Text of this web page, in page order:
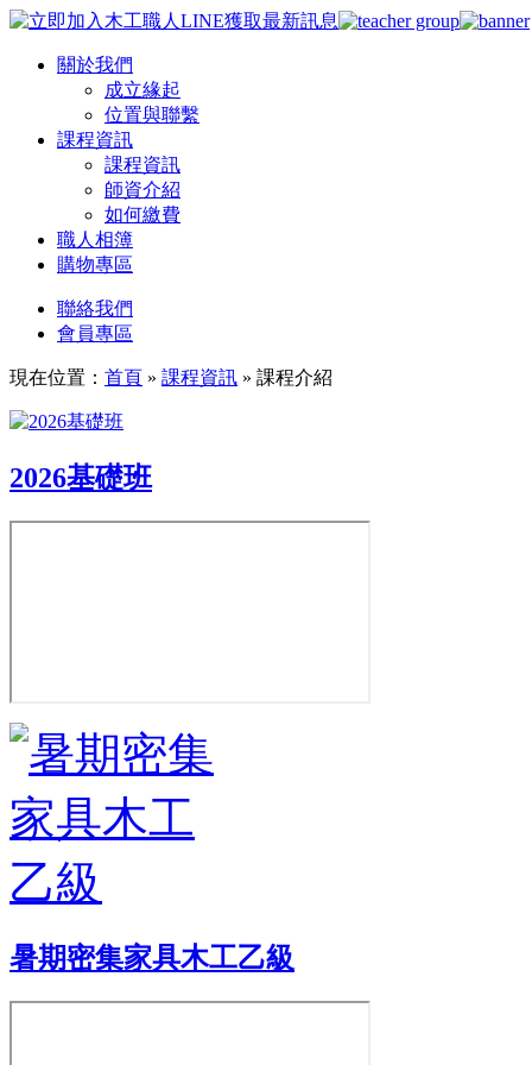
關於我們
成立緣起
位置與聯繫
課程資訊
課程資訊
師資介紹
如何繳費
職人相簿
購物專區
聯絡我們
會員專區
現在位置： 首頁 » 課程資訊 » 課程介紹
2026基礎班
暑期密集家具木工乙級